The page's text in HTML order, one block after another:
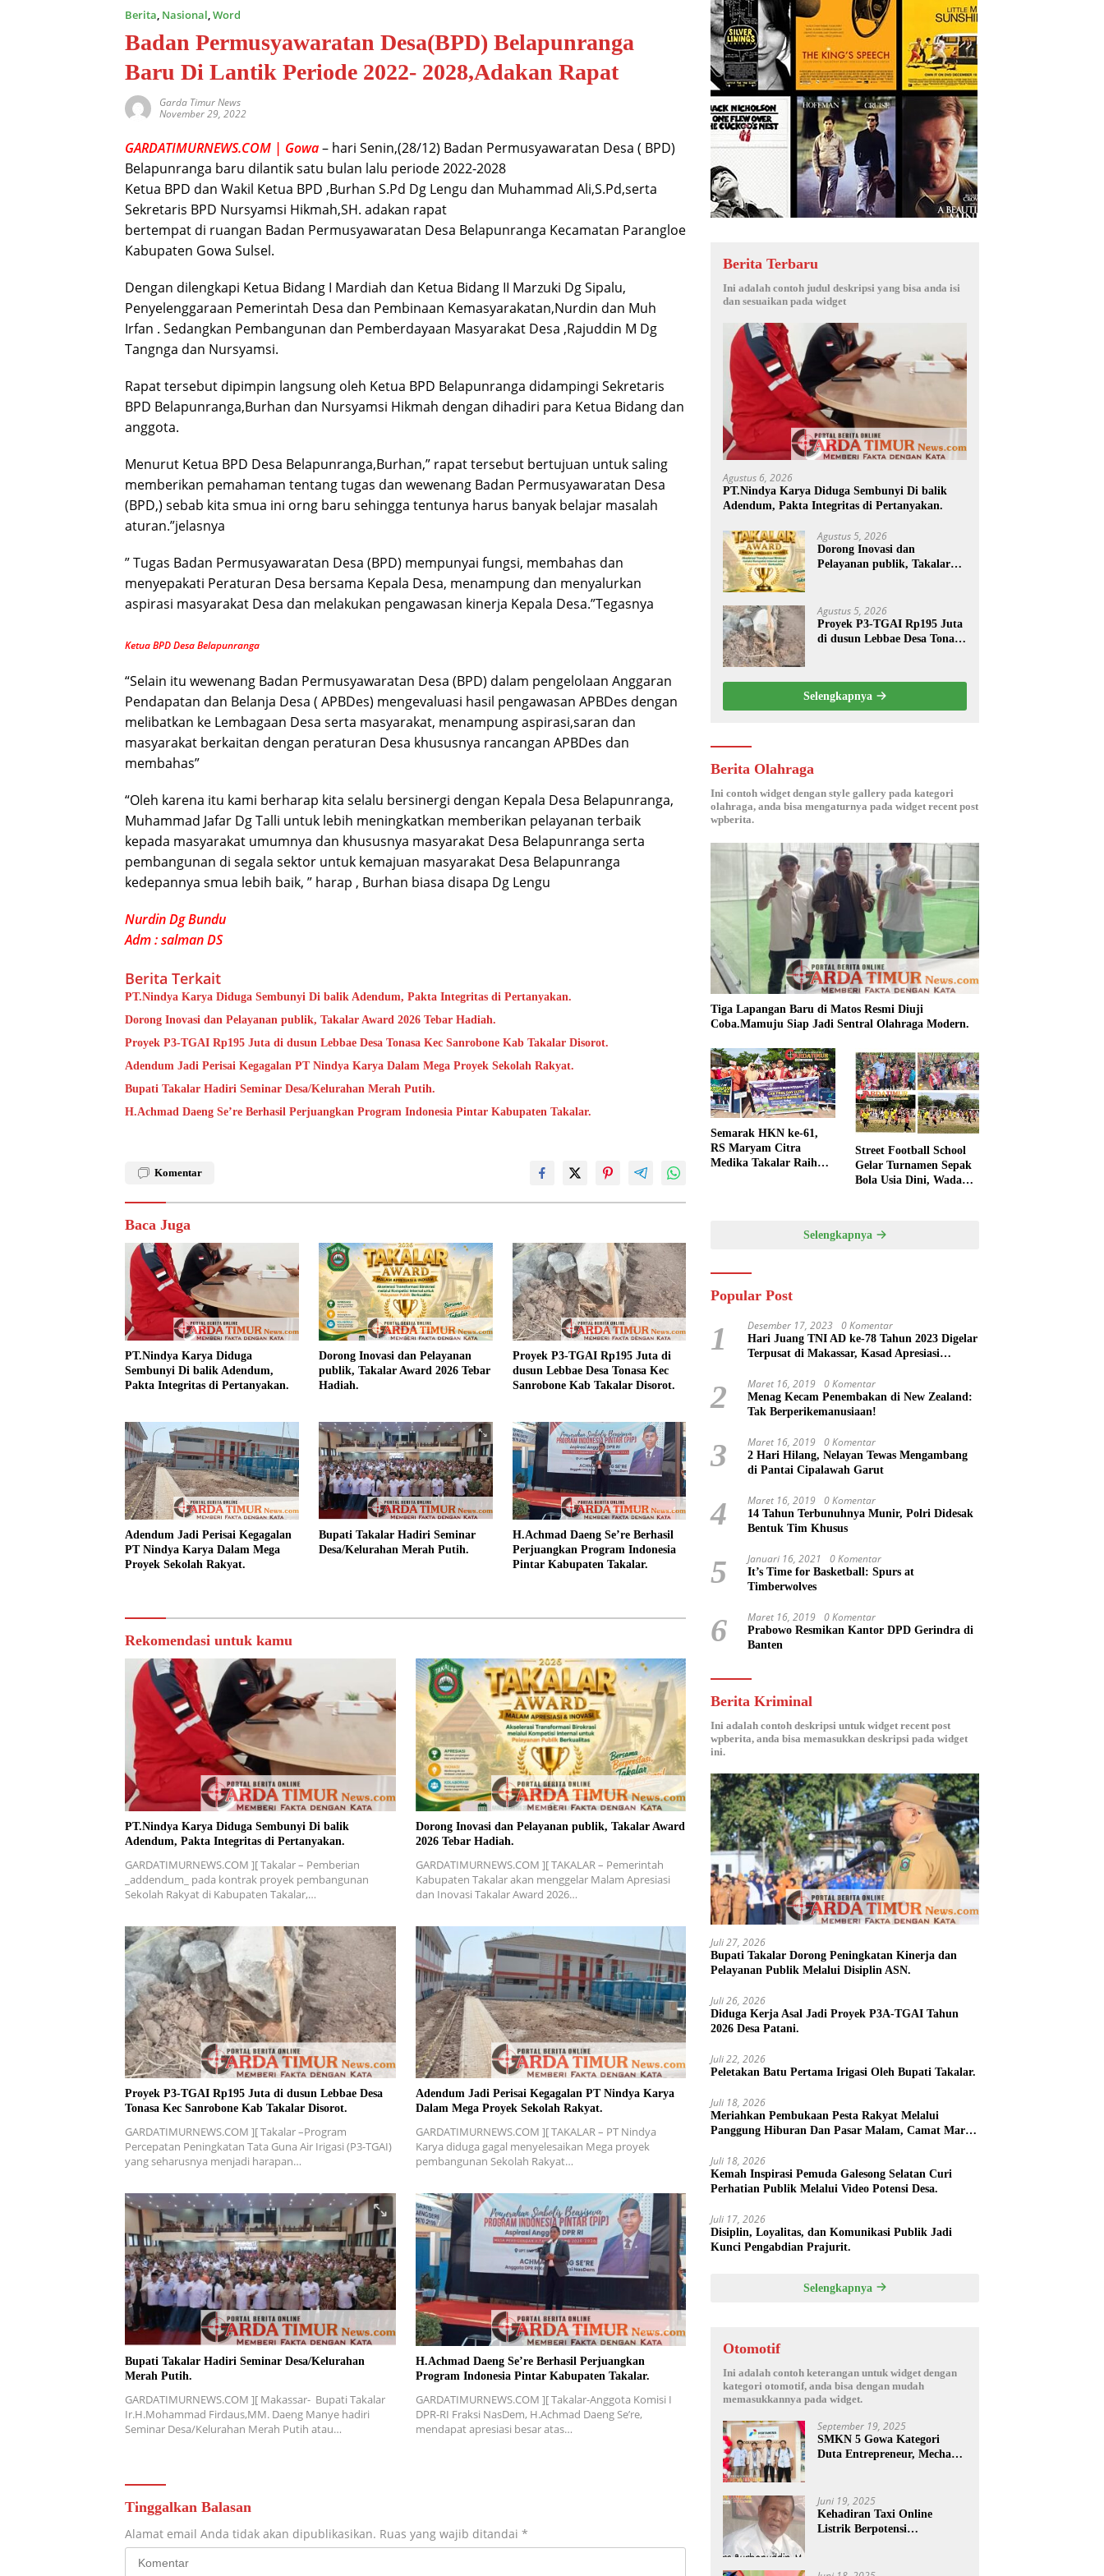
Berita, Nasional,Word
Badan Permusyawaratan Desa(BPD) Belapunranga
Baru Di Lantik Periode 2022- 2028,Adakan Rapat
Garda Timur News
November 29, 2022
GARDATIMURNEWS.COM | Gowa– hari Senin,(28/12) Badan Permusyawaratan Desa ( BPD)
Belapunranga baru dilantik satu bulan lalu periode 2022-2028
Ketua BPD dan Wakil Ketua BPD ,Burhan S.Pd Dg Lengu dan Muhammad Ali,S.Pd,serta
Sekretaris BPD Nursyamsi Hikmah,SH. adakan rapat
bertempat di ruangan Badan Permusyawaratan Desa Belapunranga Kecamatan Parangloe
Kabupaten Gowa Sulsel.
Dengan dilengkapi Ketua Bidang I Mardiah dan Ketua Bidang II Marzuki Dg Sipalu,
Penyelenggaraan Pemerintah Desa dan Pembinaan Kemasyarakatan,Nurdin dan Muh
Irfan . Sedangkan Pembangunan dan Pemberdayaan Masyarakat Desa ,Rajuddin M Dg
Tangnga dan Nursyamsi.
Rapat tersebut dipimpin langsung oleh Ketua BPD Belapunranga didampingi Sekretaris
BPD Belapunranga,Burhan dan Nursyamsi Hikmah dengan dihadiri para Ketua Bidang dan
anggota.
Menurut Ketua BPD Desa Belapunranga,Burhan,” rapat tersebut bertujuan untuk saling
memberikan pemahaman tentang tugas dan wewenang Badan Permusyawaratan Desa
(BPD,) sebab kita smua ini orng baru sehingga tentunya harus banyak belajar masalah
aturan.”jelasnya
” Tugas Badan Permusyawaratan Desa (BPD) mempunyai fungsi, membahas dan
menyepakati Peraturan Desa bersama Kepala Desa, menampung dan menyalurkan
aspirasi masyarakat Desa dan melakukan pengawasan kinerja Kepala Desa.”Tegasnya
Ketua BPD Desa Belapunranga
“Selain itu wewenang Badan Permusyawaratan Desa (BPD) dalam pengelolaan Anggaran
Pendapatan dan Belanja Desa ( APBDes) mengevaluasi hasil pengawasan APBDes dengan
melibatkan ke Lembagaan Desa serta masyarakat, menampung aspirasi,saran dan
masyarakat berkaitan dengan peraturan Desa khususnya rancangan APBDes dan
membahas”
“Oleh karena itu kami berharap kita selalu bersinergi dengan Kepala Desa Belapunranga,
Muhammad Jafar Dg Talli untuk lebih meningkatkan memberikan pelayanan terbaik
kepada masyarakat umumnya dan khususnya masyarakat Desa Belapunranga serta
pembangunan di segala sektor untuk kemajuan masyarakat Desa Belapunranga
kedepannya smua lebih baik, ” harap , Burhan biasa disapa Dg Lengu
Nurdin Dg Bundu
Adm : salman DS
Berita Terkait
PT.Nindya Karya Diduga Sembunyi Di balik Adendum, Pakta Integritas di Pertanyakan.
Dorong Inovasi dan Pelayanan publik, Takalar Award 2026 Tebar Hadiah.
Proyek P3-TGAI Rp195 Juta di dusun Lebbae Desa Tonasa Kec Sanrobone Kab Takalar Disorot.
Adendum Jadi Perisai Kegagalan PT Nindya Karya Dalam Mega Proyek Sekolah Rakyat.
Bupati Takalar Hadiri Seminar Desa/Kelurahan Merah Putih.
H.Achmad Daeng Se’re Berhasil Perjuangkan Program Indonesia Pintar Kabupaten Takalar.
Komentar
Baca Juga
PT.Nindya Karya Diduga
Sembunyi Di balik Adendum,
Pakta Integritas di Pertanyakan.
Dorong Inovasi dan Pelayanan
publik, Takalar Award 2026 Tebar
Hadiah.
Proyek P3-TGAI Rp195 Juta di
dusun Lebbae Desa Tonasa Kec
Sanrobone Kab Takalar Disorot.
Adendum Jadi Perisai Kegagalan
PT Nindya Karya Dalam Mega
Proyek Sekolah Rakyat.
Bupati Takalar Hadiri Seminar
Desa/Kelurahan Merah Putih.
H.Achmad Daeng Se’re Berhasil
Perjuangkan Program Indonesia
Pintar Kabupaten Takalar.
Rekomendasi untuk kamu
PT.Nindya Karya Diduga Sembunyi Di balik
Adendum, Pakta Integritas di Pertanyakan.
GARDATIMURNEWS.COM ][ Takalar – Pemberian
_addendum_ pada kontrak proyek pembangunan
Sekolah Rakyat di Kabupaten Takalar,…
Dorong Inovasi dan Pelayanan publik, Takalar Award
2026 Tebar Hadiah.
GARDATIMURNEWS.COM ][ TAKALAR – Pemerintah
Kabupaten Takalar akan menggelar Malam Apresiasi
dan Inovasi Takalar Award 2026…
Proyek P3-TGAI Rp195 Juta di dusun Lebbae Desa
Tonasa Kec Sanrobone Kab Takalar Disorot.
GARDATIMURNEWS.COM ][ Takalar –Program
Percepatan Peningkatan Tata Guna Air Irigasi (P3-TGAI)
yang seharusnya menjadi harapan…
Adendum Jadi Perisai Kegagalan PT Nindya Karya
Dalam Mega Proyek Sekolah Rakyat.
GARDATIMURNEWS.COM ][ TAKALAR – PT Nindya
Karya diduga gagal menyelesaikan Mega proyek
pembangunan Sekolah Rakyat…
Bupati Takalar Hadiri Seminar Desa/Kelurahan
Merah Putih.
GARDATIMURNEWS.COM ][ Makassar-‍ Bupati Takalar
Ir.H.Mohammad Firdaus,MM. Daeng Manye hadiri
Seminar Desa/Kelurahan Merah Putih atau…
H.Achmad Daeng Se’re Berhasil Perjuangkan
Program Indonesia Pintar Kabupaten Takalar.
GARDATIMURNEWS.COM ][ Takalar-Anggota Komisi I
DPR-RI Fraksi NasDem, H.Achmad Daeng Se’re,
mendapat apresiasi besar atas…
Tinggalkan Balasan
Alamat email Anda tidak akan dipublikasikan. Ruas yang wajib ditandai *
Berita Terbaru
Ini adalah contoh judul deskripsi yang bisa anda isi
dan sesuaikan pada widget
Agustus 6, 2026
PT.Nindya Karya Diduga Sembunyi Di balik
Adendum, Pakta Integritas di Pertanyakan.
Agustus 5, 2026
Dorong Inovasi dan
Pelayanan publik, Takalar
Agustus 5, 2026
Proyek P3-TGAI Rp195 Juta
di dusun Lebbae Desa Tonasa
Selengkapnya
Berita Olahraga
Ini contoh widget dengan style gallery pada kategori
olahraga, anda bisa mengaturnya pada widget recent post
wpberita.
Tiga Lapangan Baru di Matos Resmi Diuji
Coba.Mamuju Siap Jadi Sentral Olahraga Modern.
Semarak HKN ke-61,
RS Maryam Citra
Medika Takalar Raih
Street Football School
Gelar Turnamen Sepak
Bola Usia Dini, Wadah
Selengkapnya
Popular Post
1 Desember 17, 2023 0 Komentar
Hari Juang TNI AD ke-78 Tahun 2023 Digelar
Terpusat di Makassar, Kasad Apresiasi
2 Maret 16, 2019 0 Komentar
Menag Kecam Penembakan di New Zealand:
Tak Berperikemanusiaan!
3 Maret 16, 2019 0 Komentar
2 Hari Hilang, Nelayan Tewas Mengambang
di Pantai Cipalawah Garut
4 Maret 16, 2019 0 Komentar
14 Tahun Terbunuhnya Munir, Polri Didesak
Bentuk Tim Khusus
5 Januari 16, 2021 0 Komentar
It’s Time for Basketball: Spurs at
Timberwolves
6 Maret 16, 2019 0 Komentar
Prabowo Resmikan Kantor DPD Gerindra di
Banten
Berita Kriminal
Ini adalah contoh deskripsi untuk widget recent post
wpberita, anda bisa memasukkan deskripsi pada widget
ini.
Juli 27, 2026
Bupati Takalar Dorong Peningkatan Kinerja dan
Pelayanan Publik Melalui Disiplin ASN.
Juli 26, 2026
Diduga Kerja Asal Jadi Proyek P3A-TGAI Tahun
2026 Desa Patani.
Juli 22, 2026
Peletakan Batu Pertama Irigasi Oleh Bupati Takalar.
Juli 18, 2026
Meriahkan Pembukaan Pesta Rakyat Melalui
Panggung Hiburan Dan Pasar Malam, Camat Marbo
Juli 18, 2026
Kemah Inspirasi Pemuda Galesong Selatan Curi
Perhatian Publik Melalui Video Potensi Desa.
Juli 17, 2026
Disiplin, Loyalitas, dan Komunikasi Publik Jadi
Kunci Pengabdian Prajurit.
Selengkapnya
Otomotif
Ini adalah contoh keterangan untuk widget dengan
kategori otomotif, anda bisa dengan mudah
memasukkannya pada widget.
September 19, 2025
SMKN 5 Gowa Kategori
Duta Entrepreneur, Mechanic
Nasional Ta- 2025
Juni 19, 2025
Kehadiran Taxi Online
Listrik Berpotensi